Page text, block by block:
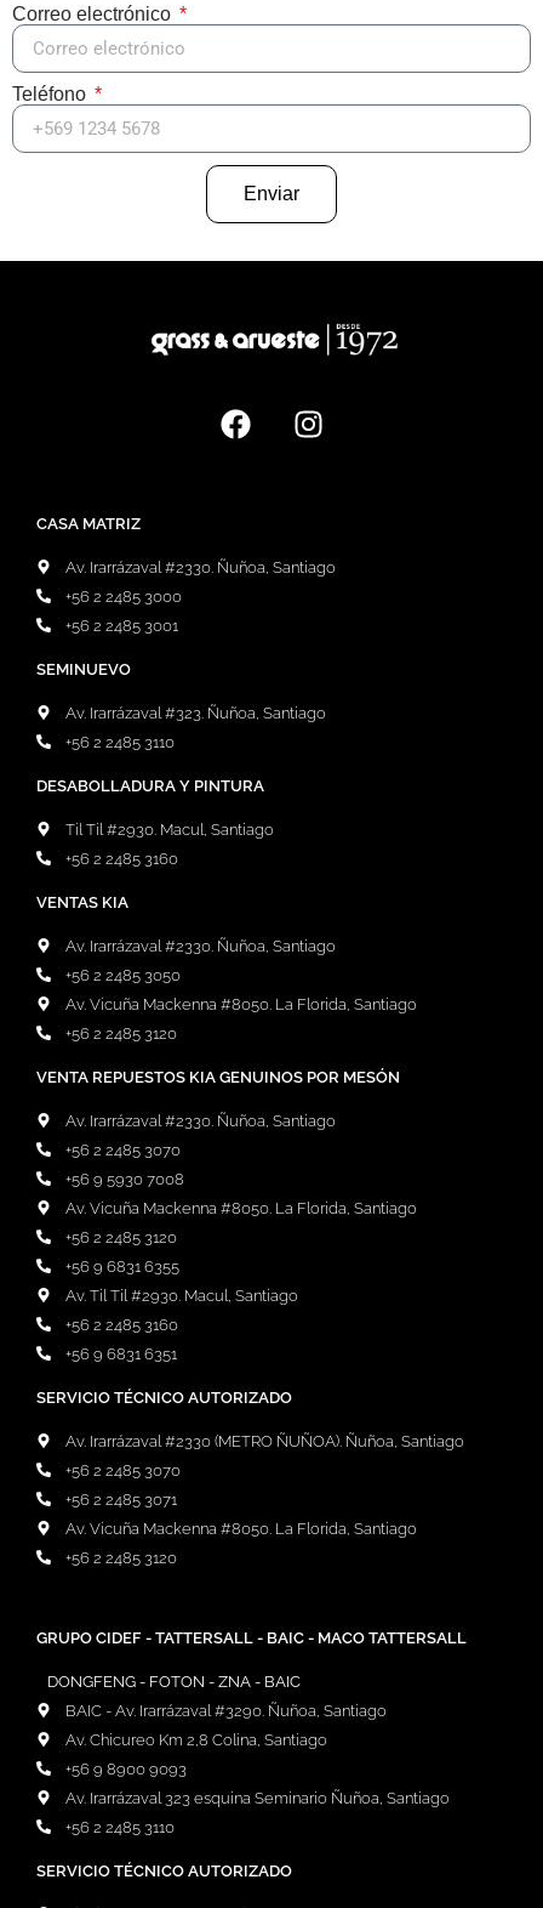
Correo electrónico
Teléfono
Enviar
CASA MATRIZ
Av. Irarrázaval #2330. Ñuñoa, Santiago
+56 2 2485 3000
+56 2 2485 3001
SEMINUEVO
Av. Irarrázaval #323. Ñuñoa, Santiago
+56 2 2485 3110
DESABOLLADURA Y PINTURA
Til Til #2930. Macul, Santiago
+56 2 2485 3160
VENTAS KIA
Av. Irarrázaval #2330. Ñuñoa, Santiago
+56 2 2485 3050
Av. Vicuña Mackenna #8050. La Florida, Santiago
+56 2 2485 3120
VENTA REPUESTOS KIA GENUINOS POR MESÓN
Av. Irarrázaval #2330. Ñuñoa, Santiago
+56 2 2485 3070
+56 9 5930 7008
Av. Vicuña Mackenna #8050. La Florida, Santiago
+56 2 2485 3120
+56 9 6831 6355
Av. Til Til #2930. Macul, Santiago
+56 2 2485 3160
+56 9 6831 6351
SERVICIO TÉCNICO AUTORIZADO
Av. Irarrázaval #2330 (METRO ÑUÑOA). Ñuñoa, Santiago
+56 2 2485 3070
+56 2 2485 3071
Av. Vicuña Mackenna #8050. La Florida, Santiago
+56 2 2485 3120
GRUPO CIDEF - TATTERSALL - BAIC - MACO TATTERSALL
DONGFENG - FOTON - ZNA - BAIC
BAIC - Av. Irarrázaval #3290. Ñuñoa, Santiago
Av. Chicureo Km 2,8 Colina, Santiago
+56 9 8900 9093
Av. Irarrázaval 323 esquina Seminario Ñuñoa, Santiago
+56 2 2485 3110
SERVICIO TÉCNICO AUTORIZADO